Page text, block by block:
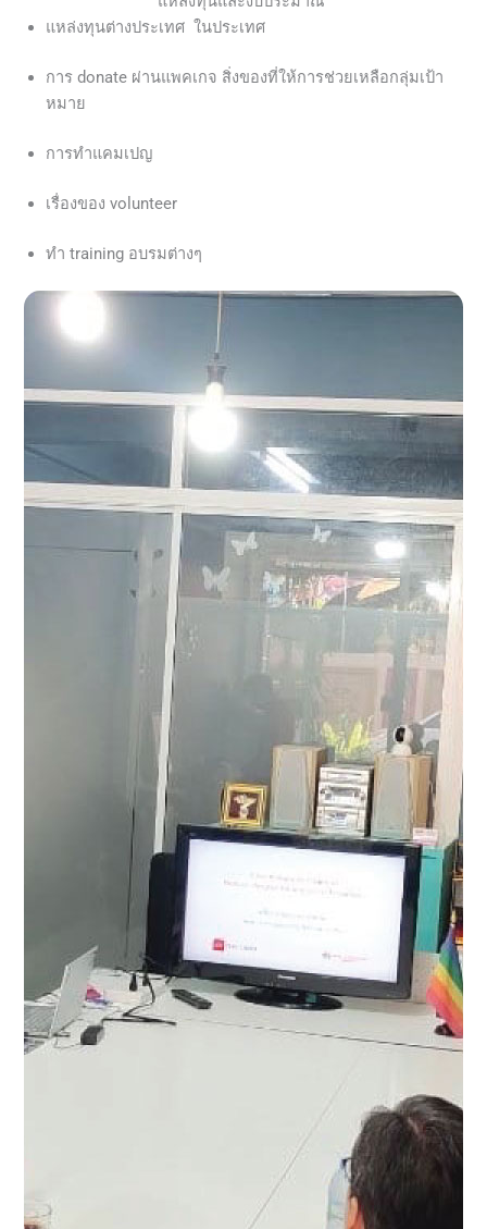
แหล่งทุนต่างประเทศ ในประเทศ
การ donate ผ่านแพคเกจ สิ่งของที่ให้การช่วยเหลือกลุ่มเป้า
หมาย
การทำแคมเปญ
เรื่องของ volunteer
ทำ training อบรมต่างๆ